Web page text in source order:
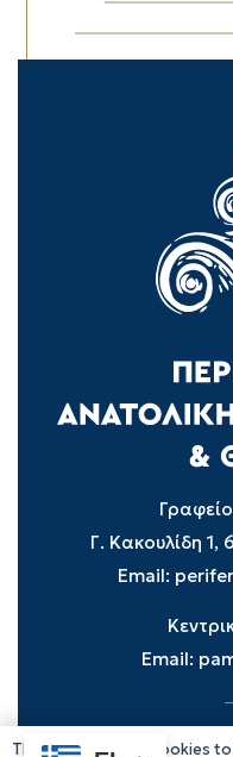
Γ. Κακουλίδη 1,
Email:
Email:
This website uses cookies